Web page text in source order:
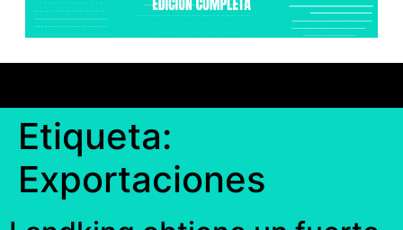
Etiqueta:
Exportaciones